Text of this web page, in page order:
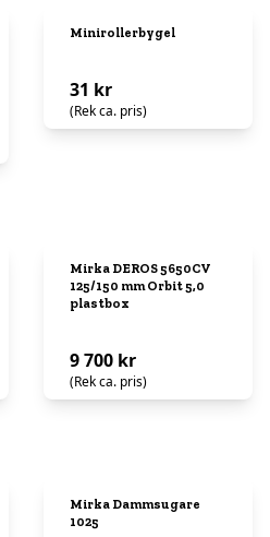
Minirollerbygel
31 kr
(Rek ca. pris)
Mirka DEROS 5650CV
125/150 mm Orbit 5,0
plastbox
9 700 kr
(Rek ca. pris)
Mirka Dammsugare
1025